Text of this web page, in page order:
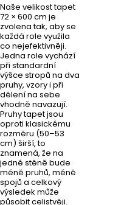
Naše velikost tapet
72 × 600 cm je
zvolena tak, aby se
každá role využila
co nejefektivněji.
Jedna role vychází
při standardní
výšce stropů na dva
pruhy, vzory i při
dělení na sebe
vhodně navazují.
Pruhy tapet jsou
oproti klasickému
rozměru (50–53
cm) širší, to
znamená, že na
jedné stěně bude
méně pruhů, méně
spojů a celkový
výsledek může
působit celistvěji.